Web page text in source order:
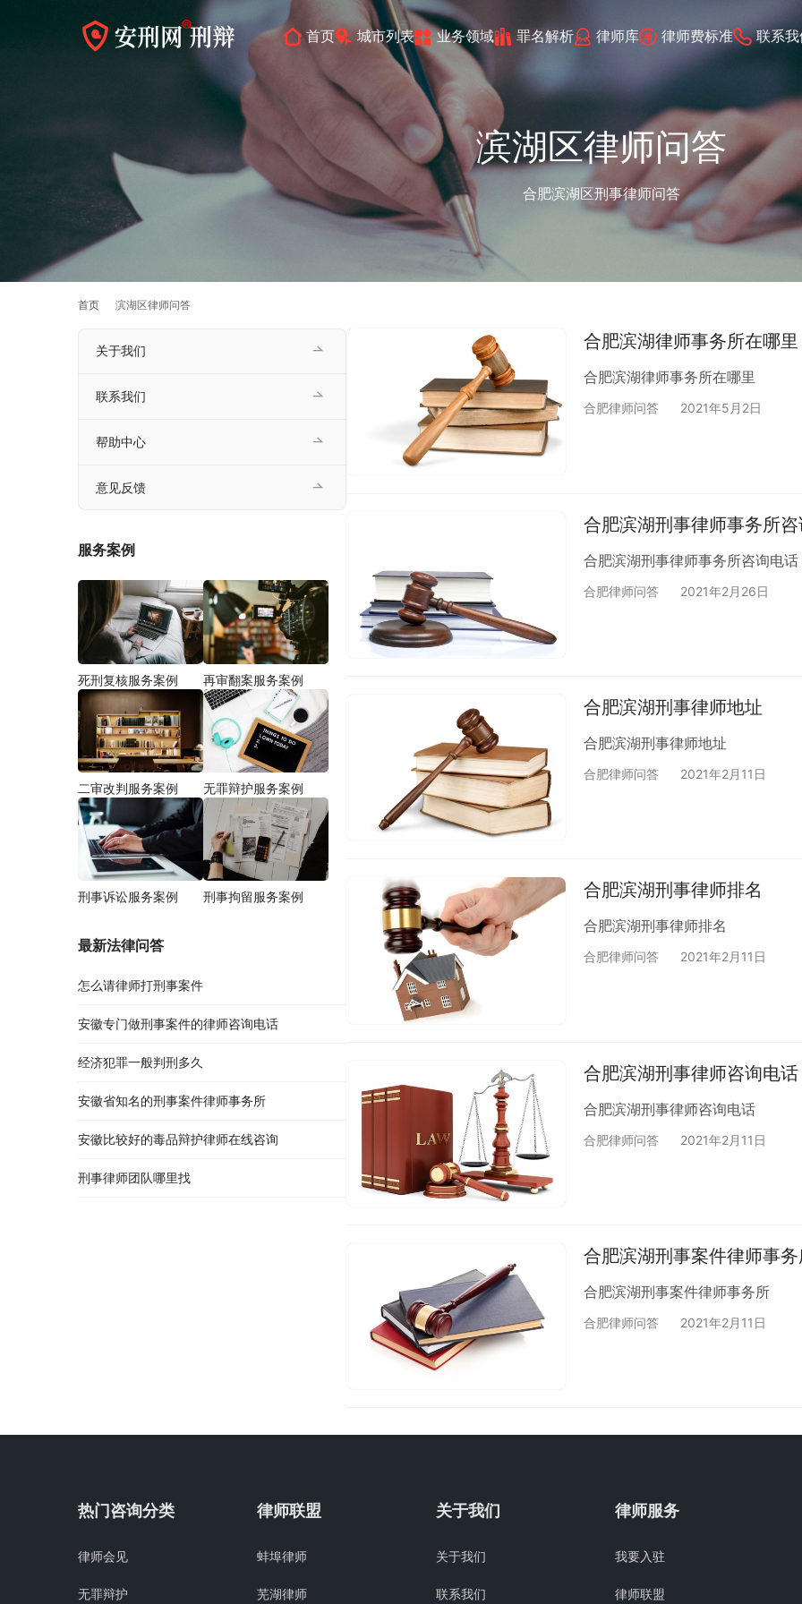
首页 城市列表 业务领域 罪名解析 律师库 律师费标准 联系
滨湖区律师问答
合肥滨湖区刑事律师问答
首页 滨湖区律师问答
合肥滨湖律师事务所在哪里
合肥滨湖律师事务所在哪里
合肥律师问答 2021年5月2日
合肥滨湖刑事律师事务所
合肥滨湖刑事律师事务所咨询电话
合肥律师问答 2021年2月26日
合肥滨湖刑事律师地址
合肥滨湖刑事律师地址
合肥律师问答 2021年2月11日
合肥滨湖刑事律师排名
合肥滨湖刑事律师排名
合肥律师问答 2021年2月11日
合肥滨湖刑事律师咨询电话
合肥滨湖刑事律师咨询电话
合肥律师问答 2021年2月11日
合肥滨湖刑事案件律师事
合肥滨湖刑事案件律师事务所
合肥律师问答 2021年2月11日
关于我们
联系我们
帮助中心
意见反馈
服务案例
死刑复核服务案例 再审翻案服务案例
二审改判服务案例 无罪辩护服务案例
刑事诉讼服务案例 刑事拘留服务案例
最新法律问答
怎么请律师打刑事案件
安徽专门做刑事案件的律师咨询电话
经济犯罪一般判刑多久
安徽省知名的刑事案件律师事务所
安徽比较好的毒品辩护律师在线咨询
刑事律师团队哪里找
热门咨询分类
律师会见
无罪辩护
律师联盟
蚌埠律师
芜湖律师
关于我们
关于我们
联系我们
律师服务
我要入驻
律师联盟